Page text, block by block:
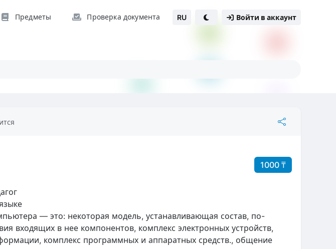
Предметы Проверка документа RU Войти в аккаунт
1000 ₸
— это: некоторая модель, устанавливающая состав, по-
входящих в нее компонентов, комплекс электронных устройств,
комплекс программных и аппаратных средств., общение